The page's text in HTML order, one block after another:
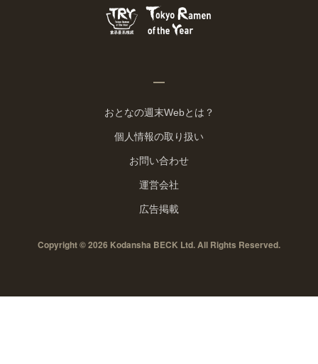
おとなの週末Webとは？
個人情報の取り扱い
お問い合わせ
運営会社
広告掲載
Copyright © 2026 Kodansha BECK Ltd. All Rights Reserved.